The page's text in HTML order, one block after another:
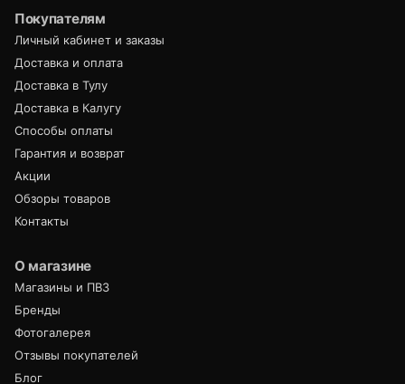
Покупателям
Личный кабинет и заказы
Доставка и оплата
Доставка в Тулу
Доставка в Калугу
Способы оплаты
Гарантия и возврат
Акции
Обзоры товаров
Контакты
О магазине
Магазины и ПВЗ
Бренды
Фотогалерея
Отзывы покупателей
Блог